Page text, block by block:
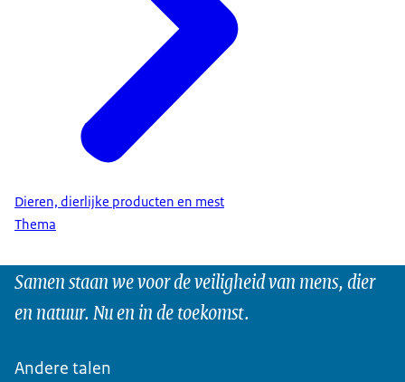
Dieren, dierlijke producten en mest
Thema
Samen staan we voor de veiligheid van mens, dier
en natuur. Nu en in de toekomst.
Andere talen